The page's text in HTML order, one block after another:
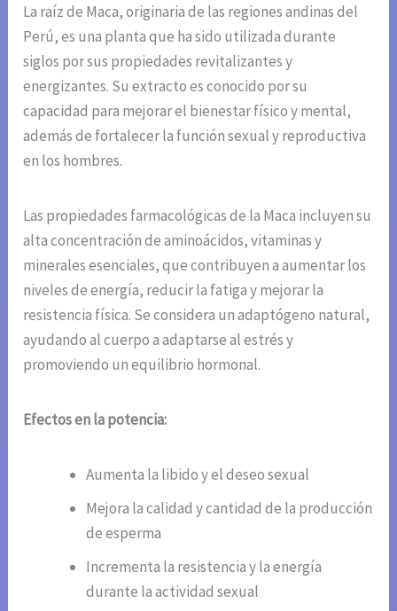
La raíz de Maca, originaria de las regiones andinas del
Perú, es una planta que ha sido utilizada durante
siglos por sus propiedades revitalizantes y
energizantes. Su extracto es conocido por su
capacidad para mejorar el bienestar físico y mental,
además de fortalecer la función sexual y reproductiva
en los hombres.
Las propiedades farmacológicas de la Maca incluyen su
alta concentración de aminoácidos, vitaminas y
minerales esenciales, que contribuyen a aumentar los
niveles de energía, reducir la fatiga y mejorar la
resistencia física. Se considera un adaptógeno natural,
ayudando al cuerpo a adaptarse al estrés y
promoviendo un equilibrio hormonal.
Efectos en la potencia:
Aumenta la libido y el deseo sexual
Mejora la calidad y cantidad de la producción
de esperma
Incrementa la resistencia y la energía
durante la actividad sexual